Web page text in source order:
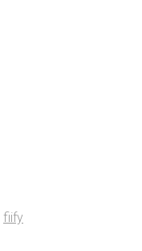
fiify